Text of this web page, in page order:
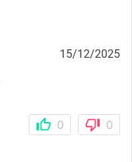
15/12/2025
0 0